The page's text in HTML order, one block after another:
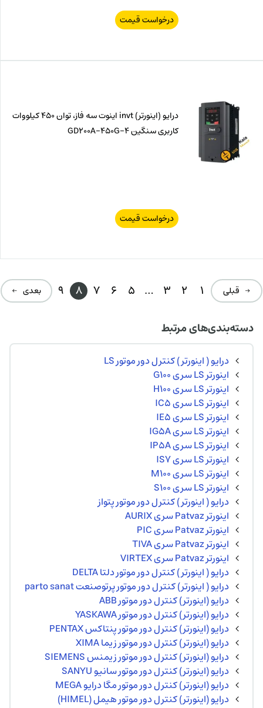
درخواست قیمت
درایو (اینورتر) invt اینوت سه فاز، توان 450 کیلووات
کاربری سنگین GD200A-450G-4
درخواست قیمت
→ قبلی 1
2
3
…
5
6
7
8
9 بعدی ←
دسته‌بندی‌های مرتبط
درایو ( اینورتر ) کنترل دور موتور LS
اینورتر LS سری G100
اینورتر LS سری H100
اینورتر LS سری IC5
اینورتر LS سری IE5
اینورتر LS سری IG5A
اینورتر LS سری IP5A
اینورتر LS سری IS7
اینورتر LS سری M100
اینورتر LS سری S100
درایو ( اینورتر ) کنترل دور موتور پتواز
اینورتر Patvaz سری AURIX
اینورتر Patvaz سری PIC
اینورتر Patvaz سری TIVA
اینورتر Patvaz سری VIRTEX
درایو ( اینورتر ) کنترل دور موتور دلتا DELTA
درایو ( اینورتر) کنترل دور موتور پرتوصنعت parto sanat
درایو (اینورتر) کنترل دور موتور ABB
درایو (اینورتر) کنترل دور موتور YASKAWA
درایو (اینورتر) کنترل دور موتور پنتاکس PENTAX
درایو (اینورتر) کنترل دور موتور زیما XIMA
درایو (اینورتر) کنترل دور موتور زیمنس SIEMENS
درایو (اینورتر) کنترل دور موتور سانیو SANYU
درایو (اینورتر) کنترل دور موتور مگا درایو MEGA
درایو (اینورتر) کنترل دور موتور هیمل (HIMEL)